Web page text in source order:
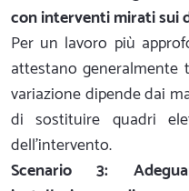
con interventi mirati sui
Per un lavoro più
attestano
variazione dipende dai
di sostituire quadri
dell'intervento.
Scenario 3: